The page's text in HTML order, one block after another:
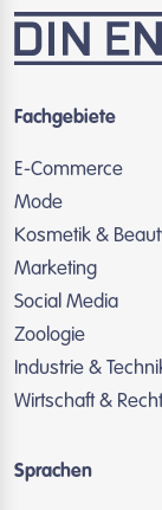
Fachgebiete
E-Commerce
Mode
Kosmetik &
Marketing
Social Media
Zoologie
Industrie &
Wirtschaft & Recht
Sprachen